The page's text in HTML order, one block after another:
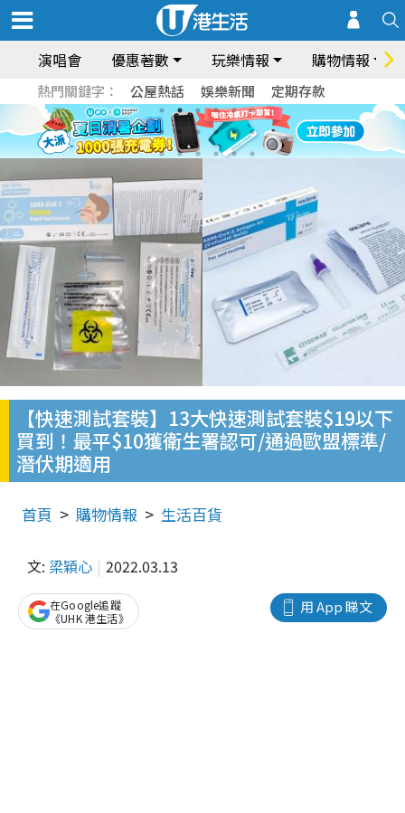
演唱會 優惠著數 玩樂情報 購物情報
熱門關鍵字： 公屋熱話 娛樂新聞 定期存款
【快速測試套裝】13大快速測試套裝$19以下
買到！最平$10獲衛生署認可/通過歐盟標準/
潛伏期適用
首頁 購物情報 生活百貨
文: 梁穎心 2022.03.13
用 App 睇文
在Google追蹤
《UHK 港生活》